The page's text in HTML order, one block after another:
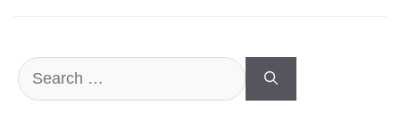
Search
for: